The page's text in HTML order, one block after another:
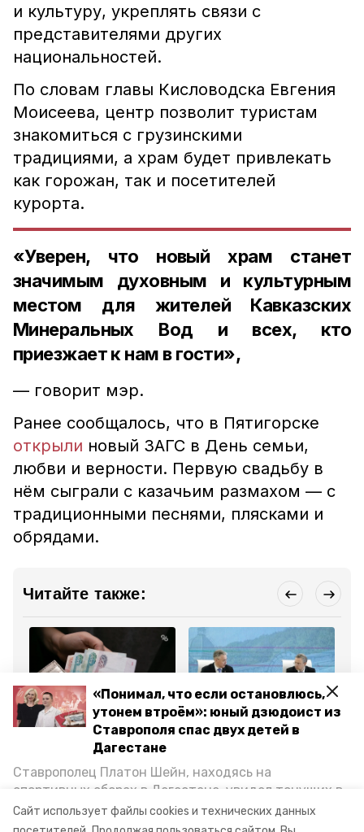
Сайт использует файлы cookies и технических данных
«Понимал, что если остановлюсь,
утонем втроём»: юный дзюдоист из
Ставрополя спас двух детей в
Дагестане
Ставрополец Платон Шейн, находясь на
спортивных сборах в Дегестане, увидел тонущих в
Каспийском море детей и бросился на помощь. По
возвращении домой, отважного мальчика
и культуру, укреплять связи с
представителями других
национальностей.
По словам главы Кисловодска Евгения
Моисеева, центр позволит туристам
знакомиться с грузинскими
традициями, а храм будет привлекать
как горожан, так и посетителей
курорта.
«Уверен, что новый храм станет
значимым духовным и культурным
местом для жителей Кавказских
Минеральных Вод и всех, кто
приезжает к нам в гости»,
— говорит мэр.
Ранее сообщалось, что в Пятигорске
открыли новый ЗАГС в День семьи,
любви и верности. Первую свадьбу в
нём сыграли с казачьим размахом — с
традиционными песнями, плясками и
обрядами.
Читайте также:
Общество
8 июля , 14:42
Лишь одна Феврония на
3 тыс. Петров нашлась
среди пенсионеров
Ставрополья
Общество
8 июля , 13:43
семинаре ФАС в
Железноводске
Все новости